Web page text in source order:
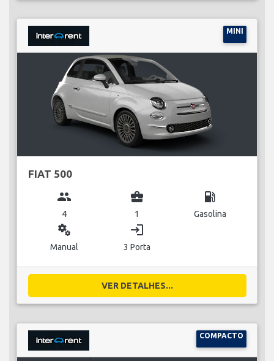
MINI
FIAT 500
group
4
business_center
1
local_gas_station
Gasolina
miscellaneous_services
Manual
login
3 Porta
VER DETALHES...
COMPACTO